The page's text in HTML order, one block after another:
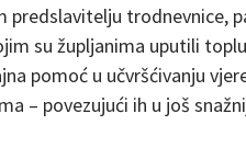
predslavitelju trodnevnice,
su župljanima uputili
pomoć u učvršćivanju
– povezujući ih u još